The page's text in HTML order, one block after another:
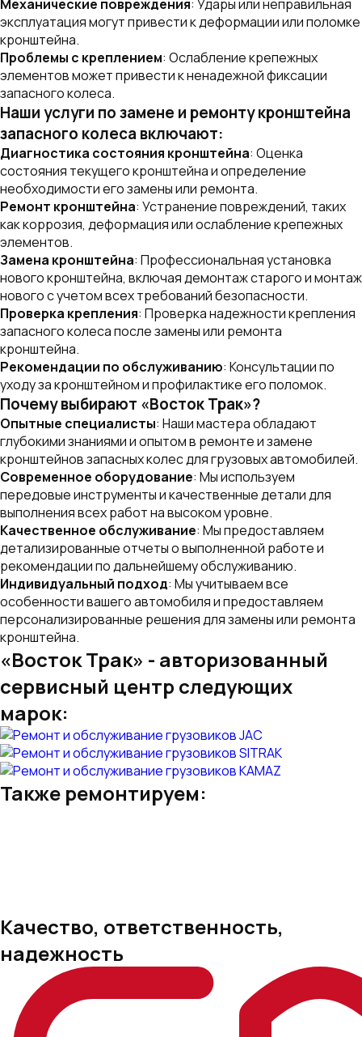
Механические повреждения: Удары или неправильная
эксплуатация могут привести к деформации или поломке
кронштейна.
Проблемы с креплением: Ослабление крепежных
элементов может привести к ненадежной фиксации
запасного колеса.
Наши услуги по замене и ремонту кронштейна
запасного колеса включают:
Диагностика состояния кронштейна: Оценка
состояния текущего кронштейна и определение
необходимости его замены или ремонта.
Ремонт кронштейна: Устранение повреждений, таких
как коррозия, деформация или ослабление крепежных
элементов.
Замена кронштейна: Профессиональная установка
нового кронштейна, включая демонтаж старого и монтаж
нового с учетом всех требований безопасности.
Проверка крепления: Проверка надежности крепления
запасного колеса после замены или ремонта
кронштейна.
Рекомендации по обслуживанию: Консультации по
уходу за кронштейном и профилактике его поломок.
Почему выбирают «Восток Трак»?
Опытные специалисты: Наши мастера обладают
глубокими знаниями и опытом в ремонте и замене
кронштейнов запасных колес для грузовых автомобилей.
Современное оборудование: Мы используем
передовые инструменты и качественные детали для
выполнения всех работ на высоком уровне.
Качественное обслуживание: Мы предоставляем
детализированные отчеты о выполненной работе и
рекомендации по дальнейшему обслуживанию.
Индивидуальный подход: Мы учитываем все
особенности вашего автомобиля и предоставляем
персонализированные решения для замены или ремонта
кронштейна.
«Восток Трак» - авторизованный
сервисный центр следующих
марок:
Также ремонтируем:
Качество, ответственность,
надежность